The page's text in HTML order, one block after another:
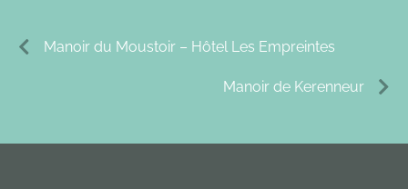
Manoir du Moustoir – Hôtel Les Empreintes
Manoir de Kerenneur